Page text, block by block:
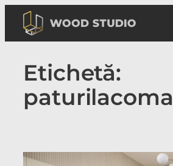
conținut
Etichetă: